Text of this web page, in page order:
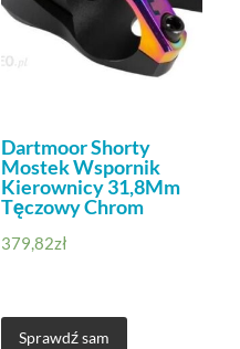
Dartmoor Shorty
Mostek Wspornik
Kierownicy 31,8Mm
Tęczowy Chrom
379,82zł
Sprawdź sam